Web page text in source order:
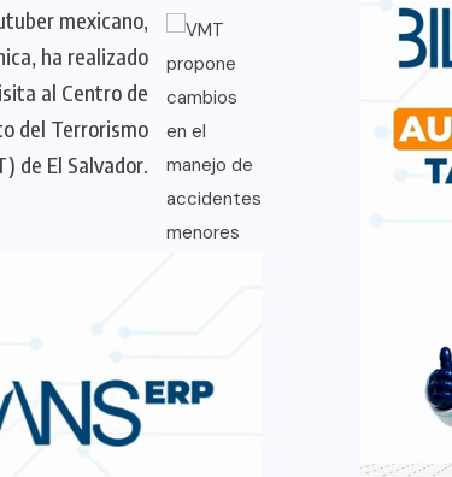
mexicano,
ha realizado
al Centro de
del Terrorismo
de El Salvador.